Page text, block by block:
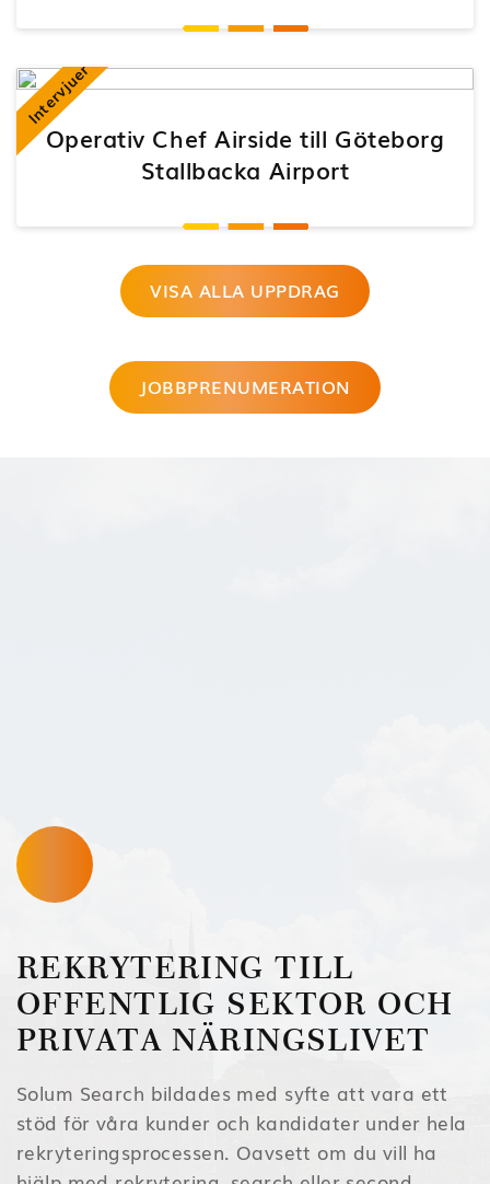
Operativ Chef Airside till Göteborg
Stallbacka Airport
Intervjuer
VISA ALLA UPPDRAG
JOBBPRENUMERATION
REKRYTERING TILL
OFFENTLIG SEKTOR OCH
PRIVATA NÄRINGSLIVET
Solum Search bildades med syfte att vara ett
stöd för våra kunder och kandidater under hela
rekryteringsprocessen. Oavsett om du vill ha